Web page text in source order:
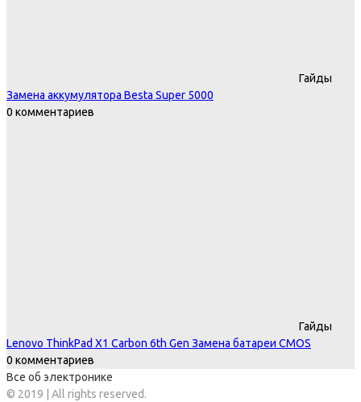
Гайды
Замена аккумулятора Besta Super 5000
0 комментариев
Гайды
Lenovo ThinkPad X1 Carbon 6th Gen Замена батареи CMOS
0 комментариев
Все об электронике
© 2019 | All rights reserved.